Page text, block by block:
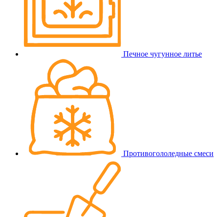
Печное чугунное литье
Противогололедные смеси